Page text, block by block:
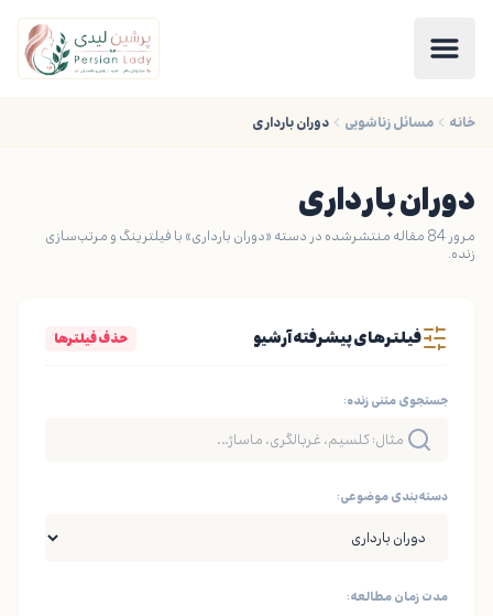
خانه مسائل زناشویی دوران بارداری
دوران بارداری
مرور 84 مقاله منتشرشده در دسته «دوران بارداری» با فیلترینگ و مرتب‌سازی
زنده.
فیلترهای پیشرفته آرشیو حذف فیلترها
جستجوی متنی زنده:
دسته‌بندی موضوعی:
مدت زمان مطالعه: